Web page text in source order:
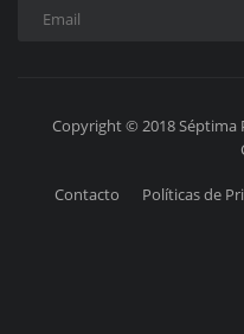
Copyright © 2018 Séptima
Contacto Políticas de